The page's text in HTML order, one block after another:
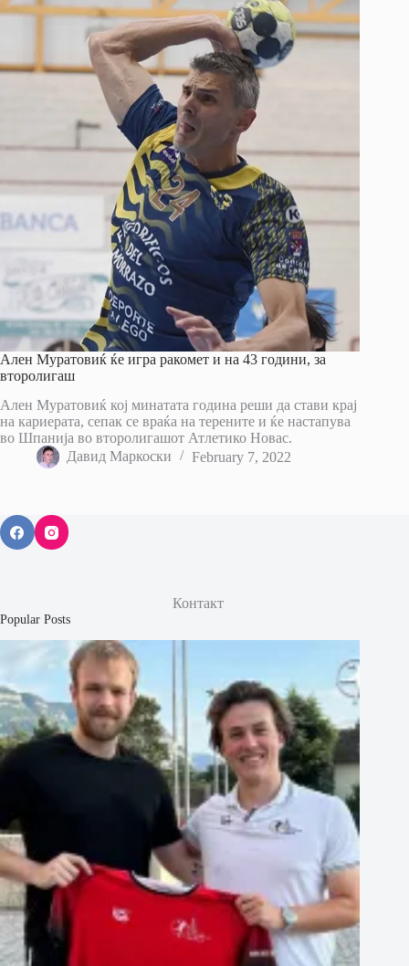
Ален Муратовиќ ќе игра ракомет и на 43 години, за
второлигаш
Ален Муратовиќ кој минатата година реши да стави крај
на кариерата, сепак се враќа на терените и ќе настапува
во Шпанија во второлигашот Атлетико Новас.
Давид Маркоски
February 7, 2022
Контакт
Popular Posts